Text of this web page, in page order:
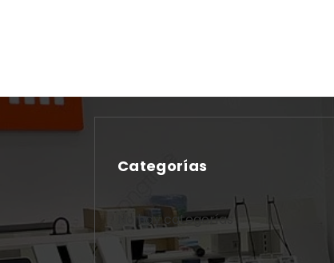
Categorías
No hay categorías